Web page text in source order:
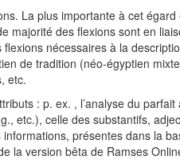
La plus importante à cet
majorité des flexions sont en
nécessaires à la
de tradition (néo-égyptien
etc.
: p. ex. , l’analyse du
etc.), celle des substantifs,
présentes dans la
la version bêta de Ramses